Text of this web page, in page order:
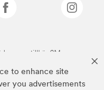
to enhance site
you advertisements
som tillhör 3M.